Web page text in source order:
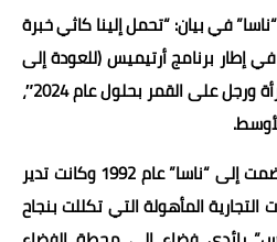
أخبار النجوم
أخبار العالم
في بيان: “تحمل إلينا كاثي خبرة
إطار برنامج أرتيميس (للعودة إلى
القمر) مع هدف إنزال أول امرأة ورجل على القمر بحلول عام 2024″،
يشار إلى أن ليدرز كانت قد انضمت إلى “ناسا” عام 1992 وكانت تدير
المأهولة التي تكللت بنجاح